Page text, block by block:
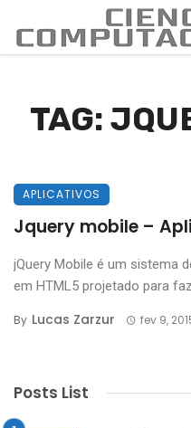
TAG:
APLICATIVOS
Jquery mobile –
jQuery Mobile é um sistema
em HTML5 projetado para
By Lucas Zarzur fev 9,
Posts List